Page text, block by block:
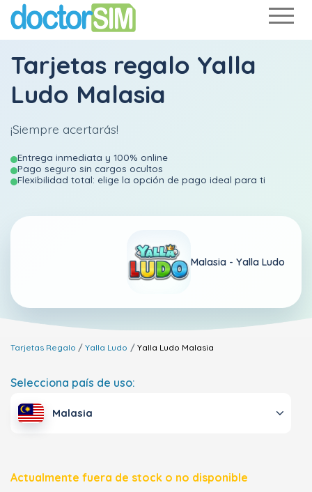
Tarjetas regalo Yalla
Ludo Malasia
¡Siempre acertarás!
Entrega inmediata y 100% online
Pago seguro sin cargos ocultos
Flexibilidad total: elige la opción de pago ideal para ti
Malasia - Yalla Ludo
Tarjetas Regalo Yalla Ludo Yalla Ludo Malasia
Selecciona país de uso:
Malasia
Actualmente fuera de stock o no disponible